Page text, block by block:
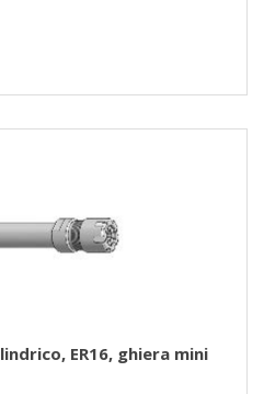
ER16, ghiera mini